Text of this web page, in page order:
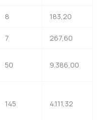
8 183,20
7 267,60
50 9.386,00
145 4.111,32